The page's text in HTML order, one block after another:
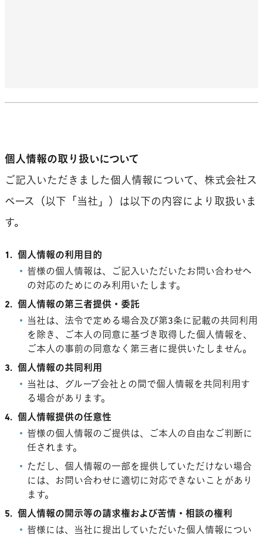
個人情報の取り扱いについて
ご記入いただきました個人情報について、株式会社ス
ペース（以下「当社」）は以下の内容により取扱いま
す。
1. 個人情報の利用目的
皆様の個人情報は、ご記入いただいたお問い合わせへ
の対応のためにのみ利用いたします。
2. 個人情報の第三者提供・委託
当社は、法令で定める場合及び第3条に記載の共同利用
を除き、ご本人の同意に基づき取得した個人情報を、
ご本人の事前の同意なく第三者に提供いたしません。
3. 個人情報の共同利用
当社は、グループ会社との間で個人情報を共同利用す
る場合があります。
4. 個人情報提供の任意性
皆様の個人情報のご提供は、ご本人の自由なご判断に
任されます。
ただし、個人情報の一部を提供していただけない場合
には、お問い合わせに適切に対応できないことがあり
ます。
5. 個人情報の開示等の請求権および苦情・相談の権利
皆様には、当社に提出していただいた個人情報につい